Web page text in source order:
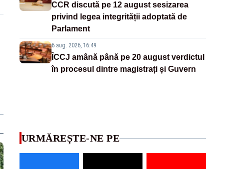
CCR discută pe 12 august sesizarea
privind legea integrității adoptată de
Parlament
6 aug. 2026, 16:49
ÎCCJ amână până pe 20 august verdictul
în procesul dintre magistrați și Guvern
URMĂREȘTE-NE PE